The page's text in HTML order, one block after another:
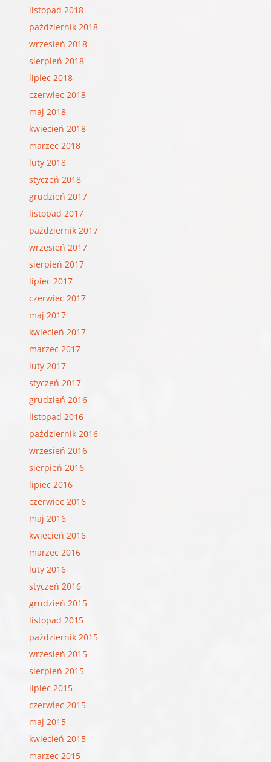
listopad 2018
październik 2018
wrzesień 2018
sierpień 2018
lipiec 2018
czerwiec 2018
maj 2018
kwiecień 2018
marzec 2018
luty 2018
styczeń 2018
grudzień 2017
listopad 2017
październik 2017
wrzesień 2017
sierpień 2017
lipiec 2017
czerwiec 2017
maj 2017
kwiecień 2017
marzec 2017
luty 2017
styczeń 2017
grudzień 2016
listopad 2016
październik 2016
wrzesień 2016
sierpień 2016
lipiec 2016
czerwiec 2016
maj 2016
kwiecień 2016
marzec 2016
luty 2016
styczeń 2016
grudzień 2015
listopad 2015
październik 2015
wrzesień 2015
sierpień 2015
lipiec 2015
czerwiec 2015
maj 2015
kwiecień 2015
marzec 2015